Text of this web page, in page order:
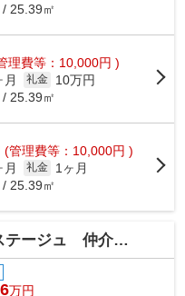
25.39㎡
理費等：10,000円 )
月 礼金
10万円
25.39㎡
(管理費等：10,000円 )
月 礼金
1ヶ月
25.39㎡
ュ 仲介手数料無料
万円